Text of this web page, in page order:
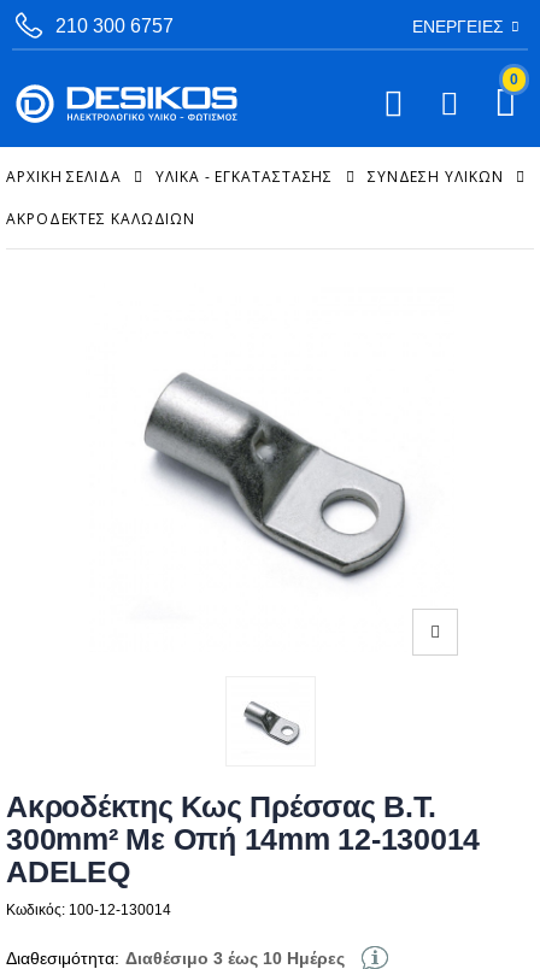
210 300 6757 ΕΝΈΡΓΕΙΕΣ
0
ΑΡΧΙΚΉ ΣΕΛΊΔΑ ΥΛΙΚΑ - ΕΓΚΑΤΑΣΤΑΣΗΣ ΣΎΝΔΕΣΗ ΥΛΙΚΏΝ
ΑΚΡΟΔΈΚΤΕΣ ΚΑΛΩΔΊΩΝ
Ακροδέκτης Κως Πρέσσας Β.Τ.
300mm² Με Οπή 14mm 12-130014
ADELEQ
Κωδικός: 100-12-130014
Διαθεσιμότητα: Διαθέσιμο 3 έως 10 Ημέρες